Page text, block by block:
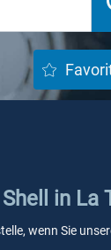
in La
wenn Sie